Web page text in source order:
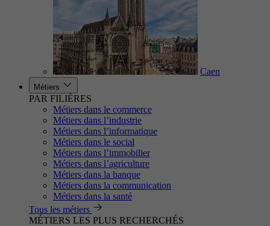
Caen
Métiers
PAR FILIÈRES
Métiers dans le commerce
Métiers dans l’industrie
Métiers dans l’informatique
Métiers dans le social
Métiers dans l’immobilier
Métiers dans l’agriculture
Métiers dans la banque
Métiers dans la communication
Métiers dans la santé
Tous les métiers
MÉTIERS LES PLUS RECHERCHÉS